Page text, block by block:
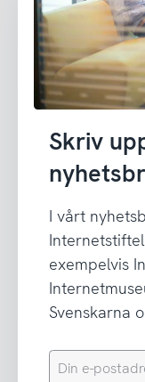
Skriv
I vårt
exempelvis
Svenskarna
Din
e-